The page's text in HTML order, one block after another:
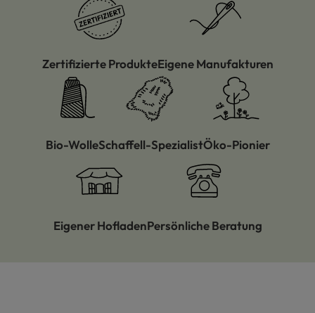
Zertifizierte ProdukteEigene Manufakturen
Bio-WolleSchaffell-SpezialistÖko-Pionier
Eigener HofladenPersönliche Beratung